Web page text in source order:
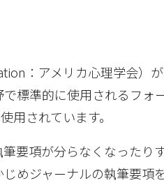
：アメリカ心理学会）
標準的に使用されるフォ
用されています。
要項が分らなくなったり
めジャーナルの執筆要項